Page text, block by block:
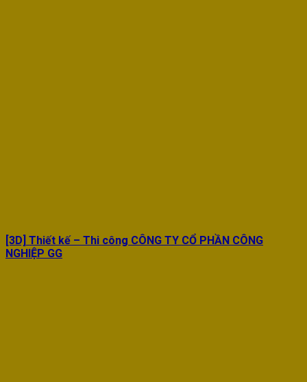
[3D] Thiết kế – Thi công CÔNG TY CỔ PHẦN CÔNG
NGHIỆP GG